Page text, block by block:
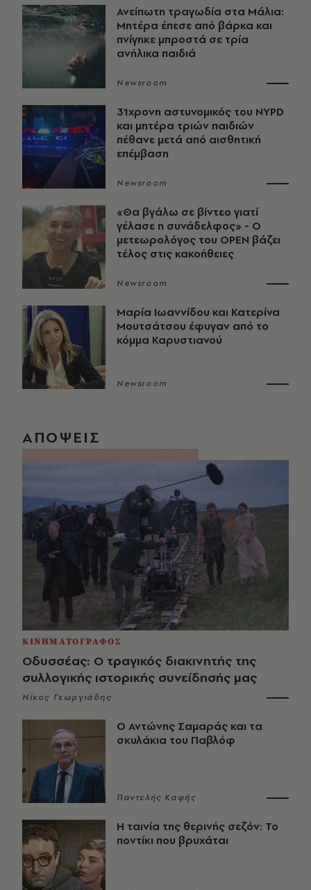
Ανείπωτη τραγωδία στα Μάλια:
Μητέρα έπεσε από βάρκα και
πνίγηκε μπροστά σε τρία
ανήλικα παιδιά
Newsroom
31χρονη αστυνομικός του NYPD
και μητέρα τριών παιδιών
πέθανε μετά από αισθητική
επέμβαση
Newsroom
«Θα βγάλω σε βίντεο γιατί
γέλασε η συνάδελφος» - Ο
μετεωρολόγος του OPEN βάζει
τέλος στις κακοήθειες
Newsroom
Μαρία Ιωαννίδου και Κατερίνα
Μουτσάτσου έφυγαν από το
κόμμα Καρυστιανού
Newsroom
ΑΠΟΨΕΙΣ
ΚΙΝΗΜΑΤΟΓΡΑΦΟΣ
Οδυσσέας: Ο τραγικός διακινητής της
συλλογικής ιστορικής συνείδησής μας
Νίκος Γεωργιάδης
Ο Αντώνης Σαμαράς και τα
σκυλάκια του Παβλόφ
Παντελής Καψής
Η ταινία της θερινής σεζόν: Το
ποντίκι που βρυχάται